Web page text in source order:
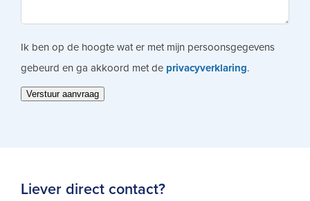
Ik ben op de hoogte wat er met mijn persoonsgegevens
gebeurd en ga akkoord met de privacyverklaring.
Verstuur aanvraag
Liever direct contact?